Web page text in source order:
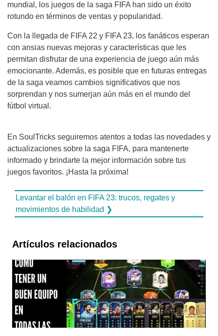
mundial, los juegos de la saga FIFA han sido un éxito
rotundo en términos de ventas y popularidad.
Con la llegada de FIFA 22 y FIFA 23, los fanáticos esperan
con ansias nuevas mejoras y características que les
permitan disfrutar de una experiencia de juego aún más
emocionante. Además, es posible que en futuras entregas
de la saga veamos cambios significativos que nos
sorprendan y nos sumerjan aún más en el mundo del
fútbol virtual.
En SoulTricks seguiremos atentos a todas las novedades y
actualizaciones sobre la saga FIFA, para mantenerte
informado y brindarte la mejor información sobre tus
juegos favoritos. ¡Hasta la próxima!
Levantar el balón en FIFA 23: trucos, regates y
movimientos de habilidad ❯
Artículos relacionados